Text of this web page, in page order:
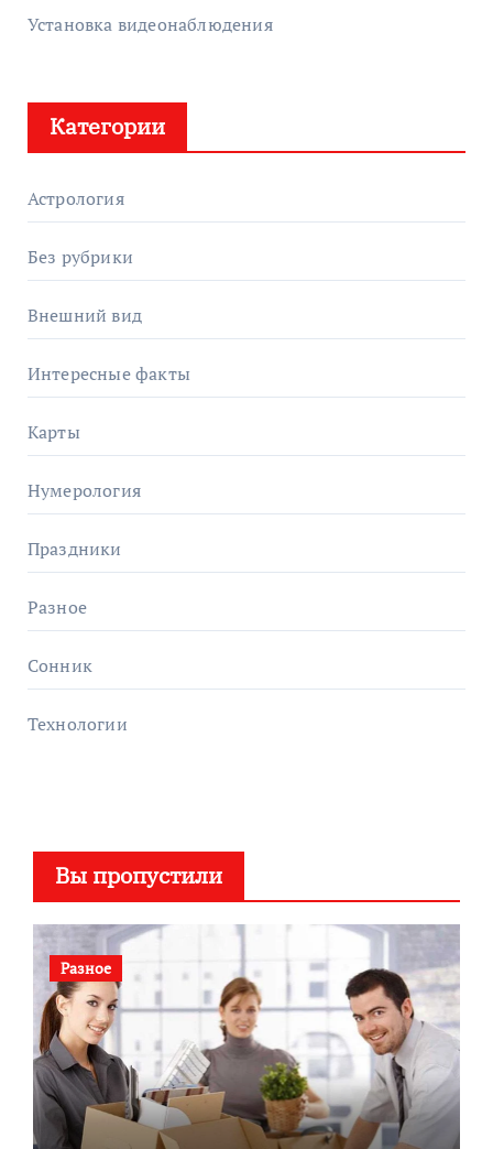
Установка видеонаблюдения
Категории
Астрология
Без рубрики
Внешний вид
Интересные факты
Карты
Нумерология
Праздники
Разное
Сонник
Технологии
Вы пропустили
Разное